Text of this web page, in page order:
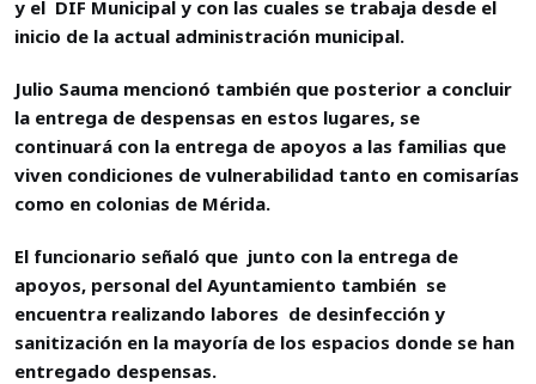
y el DIF Municipal y con las cuales se trabaja desde el
inicio de la actual administración municipal.
Julio Sauma mencionó también que posterior a concluir
la entrega de despensas en estos lugares, se
continuará con la entrega de apoyos a las familias que
viven condiciones de vulnerabilidad tanto en comisarías
como en colonias de Mérida.
El funcionario señaló que junto con la entrega de
apoyos, personal del Ayuntamiento también se
encuentra realizando labores de desinfección y
sanitización en la mayoría de los espacios donde se han
entregado despensas.